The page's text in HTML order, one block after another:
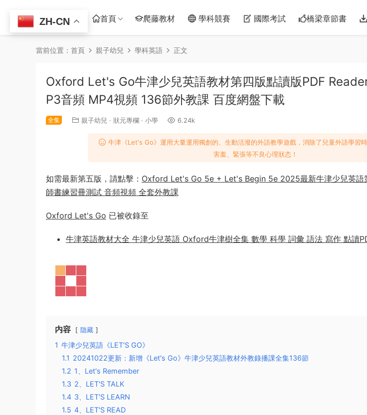
首頁 爬藤教材 學科競賽 國際考試 橋梁章節書
當前位置： 首頁 親子幼兒 學科英語 正文
Oxford Let's Go牛津少兒英語教材第四版點讀版PDF
P3音頻 MP4視頻 136節外教課 百度網盤下載
全集 親子幼兒 · 狀元專欄 · 小學 6.24k
牛津《Let's Go》運用大量運用獨創的、生動活潑的外語教學遊戲，消除了兒童外語學習時
害羞、緊張等不良心理狀态！
如需最新第五版，請點擊： Oxford Let's Go 5e + Let's Begin 5e 2025最新牛津少兒英語
師書練習冊測試 音頻視頻 全套外教課
Oxford Let's Go 已被收錄至
牛津英語教材大全 牛津少兒英語 Oxford牛津樹全集 數學 科學 詞彙 語法 寫作 點讀
内容 隐藏
1 牛津少兒英語《LET'S GO》
1.1 20241022更新：新增《Let's Go》牛津少兒英語教材外教錄播課全集136節
1.2 1、Let's Remember
1.3 2、LET'S TALK
1.4 3、LET'S LEARN
1.5 4、LET'S READ
ZH-CN